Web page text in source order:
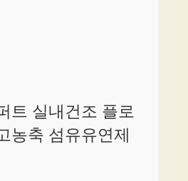
트 실내건조 플로
농축 섬유유연제